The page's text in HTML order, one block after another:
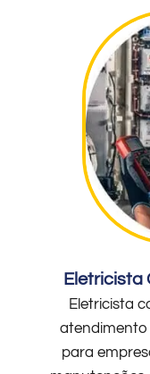
Eletricista
Eletricista
atendimento
para